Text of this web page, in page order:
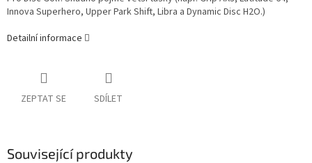
Innova Superhero, Upper Park Shift, Libra a Dynamic Disc H2O.)
Detailní informace
ZEPTAT SE SDÍLET
Související produkty